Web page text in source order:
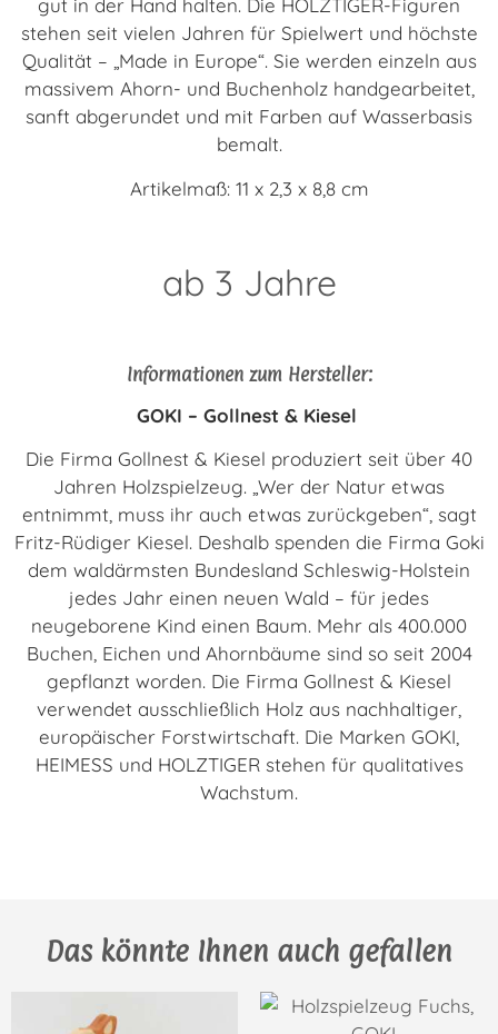
gut in der Hand halten. Die HOLZTIGER-Figuren
stehen seit vielen Jahren für Spielwert und höchste
Qualität – „Made in Europe“. Sie werden einzeln aus
massivem Ahorn- und Buchenholz handgearbeitet,
sanft abgerundet und mit Farben auf Wasserbasis
bemalt.
Artikelmaß: 11 x 2,3 x 8,8 cm
ab 3 Jahre
Informationen zum Hersteller:
GOKI – Gollnest & Kiesel
Die Firma Gollnest & Kiesel produziert seit über 40
Jahren Holzspielzeug. „Wer der Natur etwas
entnimmt, muss ihr auch etwas zurückgeben“, sagt
Fritz-Rüdiger Kiesel. Deshalb spenden die Firma Goki
dem waldärmsten Bundesland Schleswig-Holstein
jedes Jahr einen neuen Wald – für jedes
neugeborene Kind einen Baum. Mehr als 400.000
Buchen, Eichen und Ahornbäume sind so seit 2004
gepflanzt worden. Die Firma Gollnest & Kiesel
verwendet ausschließlich Holz aus nachhaltiger,
europäischer Forstwirtschaft. Die Marken GOKI,
HEIMESS und HOLZTIGER stehen für qualitatives
Wachstum.
Das könnte Ihnen auch gefallen